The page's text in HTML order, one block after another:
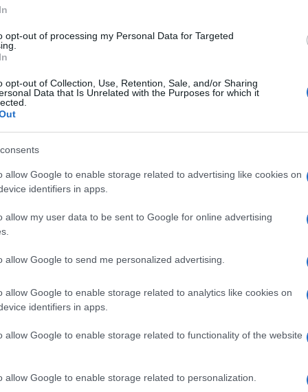
opt-out of processing my Personal Data for Targeted
opt-out of Collection, Use, Retention, Sale, and/or Sharing
Data that Is Unrelated with the Purposes for which it
allow Google to enable storage related to advertising like cookies on
identifiers in apps.
allow my user data to be sent to Google for online advertising
allow Google to send me personalized advertising.
allow Google to enable storage related to analytics like cookies on
identifiers in apps.
allow Google to enable storage related to functionality of the website
allow Google to enable storage related to personalization.
base dellecriptovalute– in particolare lablockchain
e applicazioni. Aziende in vari settori stanno
migliorare l’efficienza operativa e ridurre i costi.
criptovalute. Gli investitori devono essere
mercato. Uno dei principali rischi è l’alta
subire fluttuazioni di prezzo estreme in breve tempo,